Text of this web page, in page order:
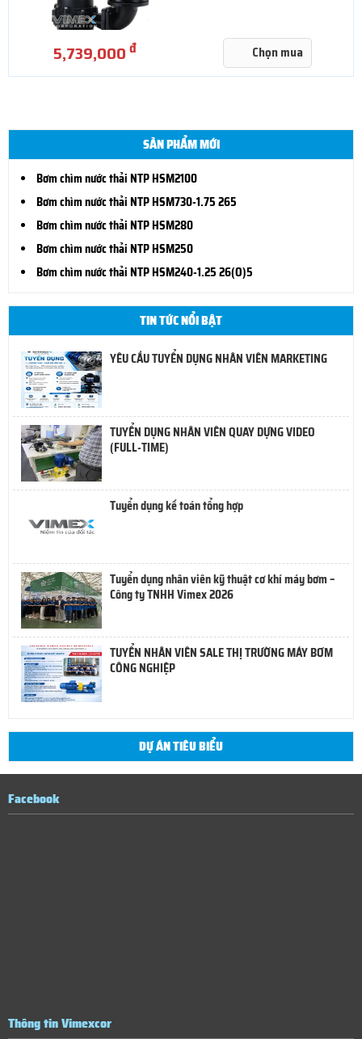
5,739,000đ Chọn mua
SẢN PHẨM MỚI
Bơm chìm nước thải NTP HSM2100
Bơm chìm nước thải NTP HSM730-1.75 265
Bơm chìm nước thải NTP HSM280
Bơm chìm nước thải NTP HSM250
Bơm chìm nước thải NTP HSM240-1.25 26(O)5
TIN TỨC NỔI BẬT
YÊU CẦU TUYỂN DỤNG NHÂN VIÊN MARKETING
TUYỂN DỤNG NHÂN VIÊN QUAY DỰNG VIDEO
(FULL-TIME)
Tuyển dụng kế toán tổng hợp
Tuyển dụng nhân viên kỹ thuật cơ khí máy bơm –
Công ty TNHH Vimex 2026
TUYỂN NHÂN VIÊN SALE THỊ TRƯỜNG MÁY BƠM
CÔNG NGHIỆP
DỰ ÁN TIÊU BIỂU
Facebook
Thông tin Vimexcor